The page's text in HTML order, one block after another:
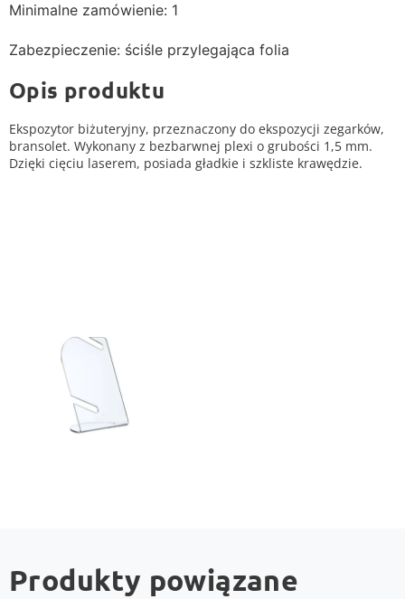
Minimalne zamówienie: 1
Zabezpieczenie: ściśle przylegająca folia
Opis produktu
Ekspozytor biżuteryjny, przeznaczony do ekspozycji zegarków,
bransolet. Wykonany z bezbarwnej plexi o grubości 1,5 mm.
Dzięki cięciu laserem, posiada gładkie i szkliste krawędzie.
Produkty powiązane